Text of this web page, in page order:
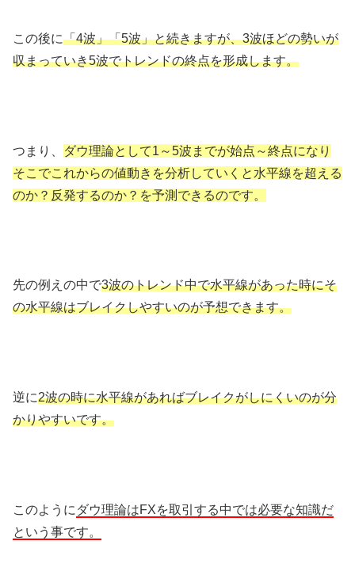
この後に「4波」「5波」と続きますが、3波ほどの勢いが
収まっていき5波でトレンドの終点を形成します。
つまり、
ダウ理論として1～5波までが始点～終点になり
そこでこれからの値動きを分析していくと水平線を超える
のか？反発するのか？を予測できるのです。
先の例えの中で3波のトレンド中で水平線があった時にそ
の水平線はブレイクしやすいのが予想できます。
逆に2波の時に水平線があればブレイクがしにくいのが分
かりやすいです。
このように ダウ理論はFXを取引する中では必要な知識だ
という事です。